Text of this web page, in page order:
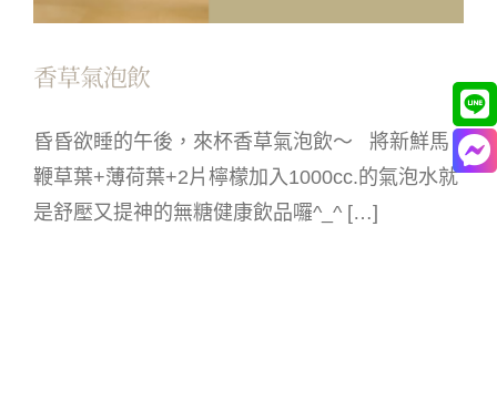
香草氣泡飲
昏昏欲睡的午後，來杯香草氣泡飲～ 將新鮮馬
鞭草葉+薄荷葉+2片檸檬加入1000cc.的氣泡水就
是舒壓又提神的無糖健康飲品囉^_^ […]